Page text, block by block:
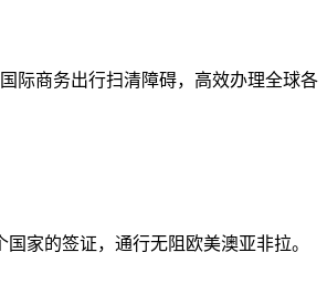
际商务出行扫清障碍，高效办理全球各
国家的签证，通行无阻欧美澳亚非拉。